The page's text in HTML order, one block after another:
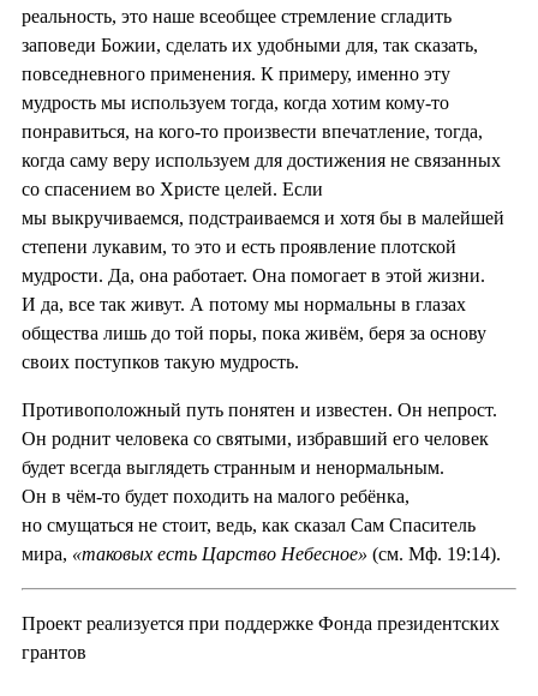
реальность, это наше всеобщее стремление сгладить
заповеди Божии, сделать их удобными для, так сказать,
повседневного применения. К примеру, именно эту
мудрость мы используем тогда, когда хотим кому-то
понравиться, на кого-то произвести впечатление, тогда,
когда саму веру используем для достижения не связанных
со спасением во Христе целей. Если
мы выкручиваемся, подстраиваемся и хотя бы в малейшей
степени лукавим, то это и есть проявление плотской
мудрости. Да, она работает. Она помогает в этой жизни.
И да, все так живут. А потому мы нормальны в глазах
общества лишь до той поры, пока живём, беря за основу
своих поступков такую мудрость.
Противоположный путь понятен и известен. Он непрост.
Он роднит человека со святыми, избравший его человек
будет всегда выглядеть странным и ненормальным.
Он в чём-то будет походить на малого ребёнка,
но смущаться не стоит, ведь, как сказал Сам Спаситель
мира, «таковых есть Царство Небесное» (см. Мф. 19:14).
Проект реализуется при поддержке Фонда президентских
грантов